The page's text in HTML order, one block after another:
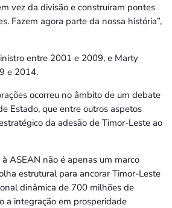
vez da divisão e construíram pontes
Fazem agora parte da nossa história”,
entre 2001 e 2009, e Marty
e 2014.
ocorreu no âmbito de um debate
Estado, que entre outros aspetos
da adesão de Timor-Leste ao
ASEAN não é apenas um marco
estrutural para ancorar Timor-Leste
dinâmica de 700 milhões de
a integração em prosperidade